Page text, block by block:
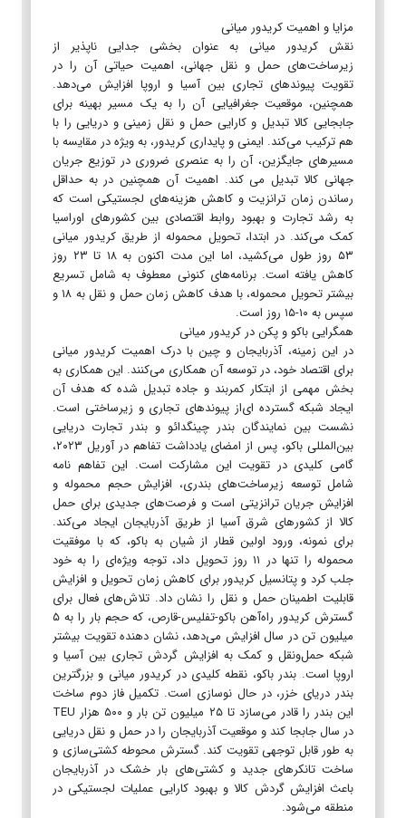
مزایا و اهمیت کریدور میانی
نقش کریدور میانی به عنوان بخشی جدایی ناپذیر از
زیرساخت‌های حمل و نقل جهانی، اهمیت حیاتی آن را در
تقویت پیوندهای تجاری بین آسیا و اروپا افزایش می‌دهد.
همچنین، موقعیت جغرافیایی آن را به یک مسیر بهینه برای
جابجایی کالا تبدیل و کارایی حمل و نقل زمینی و دریایی را با
هم ترکیب می‌کند. ایمنی و پایداری کریدور، به ویژه در مقایسه با
مسیرهای جایگزین، آن را به عنصری ضروری در توزیع جریان
جهانی کالا تبدیل می کند. اهمیت آن همچنین در به حداقل
رساندن زمان ترانزیت و کاهش هزینه‌های لجستیکی است که
به رشد تجارت و بهبود روابط اقتصادی بین کشورهای اوراسیا
کمک می‌کند. در ابتدا، تحویل محموله از طریق کریدور میانی
۵۳ روز طول می‌کشید، اما این مدت اکنون به ۱۸ تا ۲۳ روز
کاهش یافته است. برنامه‌های کنونی معطوف به شامل تسریع
بیشتر تحویل محموله، با هدف کاهش زمان حمل و نقل به ۱۸ و
سپس به ۱۰-۱۵ روز است.
همگرایی باکو و پکن در کریدور میانی
در این زمینه، آذربایجان و چین با درک اهمیت کریدور میانی
برای اقتصاد خود، در توسعه آن همکاری می‌کنند. این همکاری به
بخش مهمی از ابتکار کمربند و جاده تبدیل شده که هدف آن
ایجاد شبکه گسترده ای‌از پیوندهای تجاری و زیرساختی است.
نشست بین نمایندگان بندر چینگدائو و بندر تجارت دریایی
بین‌المللی باکو، پس از امضای یادداشت تفاهم در آوریل ۲۰۲۳،
گامی کلیدی در تقویت این مشارکت است. این تفاهم نامه
شامل توسعه زیرساخت‌های بندری، افزایش حجم محموله و
افزایش جریان ترانزیتی است و فرصت‌های جدیدی برای حمل
کالا از کشورهای شرق آسیا از طریق آذربایجان ایجاد می‌کند.
برای نمونه، ورود اولین قطار از شیان به باکو، که با موفقیت
محموله را تنها در ۱۱ روز تحویل داد، توجه ویژه‌ای را به خود
جلب کرد و پتانسیل کریدور برای کاهش زمان تحویل و افزایش
قابلیت اطمینان حمل و نقل را نشان داد. تلاش‌های فعال برای
گسترش کریدور راه‌آهن باکو-تفلیس-قارص، که حجم بار را به ۵
میلیون تن در سال افزایش می‌دهد، نشان دهنده تقویت بیشتر
شبکه حمل‌ونقل و کمک به افزایش گردش تجاری بین آسیا و
اروپا است. بندر باکو، نقطه کلیدی در کریدور میانی و بزرگترین
بندر دریای خزر، در حال نوسازی است. تکمیل فاز دوم ساخت
این بندر را قادر می‌سازد تا ۲۵ میلیون تن بار و ۵۰۰ هزار TEU
در سال جابجا کند و موقعیت آذربایجان را در حمل و نقل دریایی
به طور قابل توجهی تقویت کند. گسترش محوطه کشتی‌سازی و
ساخت تانکرهای جدید و کشتی‌های بار خشک در آذربایجان
باعث افزایش گردش کالا و بهبود کارایی عملیات لجستیکی در
منطقه می‌شود.